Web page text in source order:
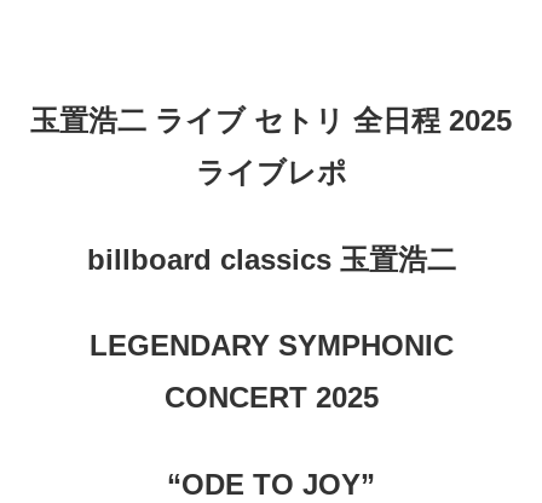
玉置浩二 ライブ セトリ 全日程 2025
ライブレポ
billboard classics 玉置浩二
LEGENDARY SYMPHONIC
CONCERT 2025
“ODE TO JOY”